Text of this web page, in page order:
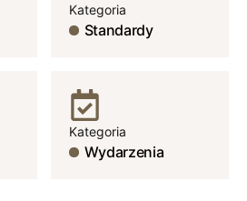
Kategoria
Standardy
Kategoria
Wydarzenia